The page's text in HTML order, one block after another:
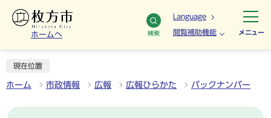
ホームへ 検索
Language
閲覧補助機能 メニュー
現在位置
ホーム 市政情報 広報 広報ひらかた バックナンバー